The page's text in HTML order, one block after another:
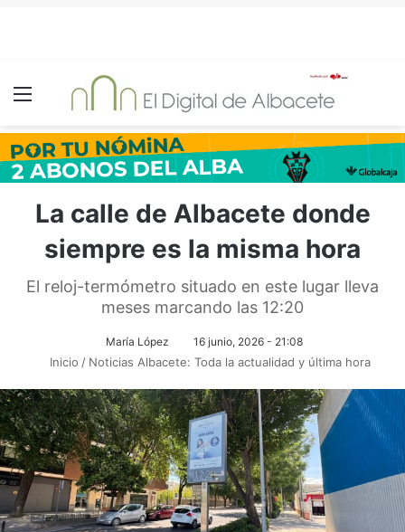
Menú
La calle de Albacete donde
siempre es la misma hora
El reloj-termómetro situado en este lugar lleva
meses marcando las 12:20
María López 16 junio, 2026 - 21:08
Inicio / Noticias Albacete: Toda la actualidad y última hora